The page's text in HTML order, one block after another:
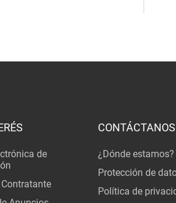
de
CONTÁCTANOS
¿Dónde estamos?
Protección de
Política de